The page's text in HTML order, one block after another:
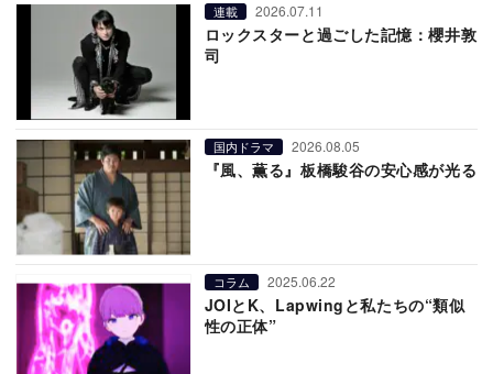
連載 2026.07.11
ロックスターと過ごした記憶：櫻井敦
司
国内ドラマ 2026.08.05
『風、薫る』板橋駿谷の安心感が光る
コラム 2025.06.22
JOIとK、Lapwingと私たちの“類似
性の正体”